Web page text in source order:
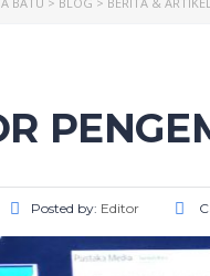
Posted by: Editor